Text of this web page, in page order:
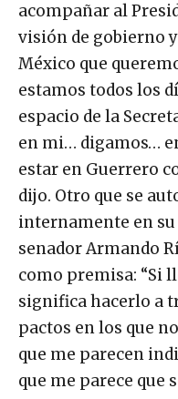
acompañar al
visión de gobierno
México que
estamos todos los
espacio de la
en mi… digamos…
estar en Guerrero
dijo. Otro que se
internamente en su
senador Armando
como premisa: “Si
significa hacerlo a
pactos en los que
que me parecen
que me parece que